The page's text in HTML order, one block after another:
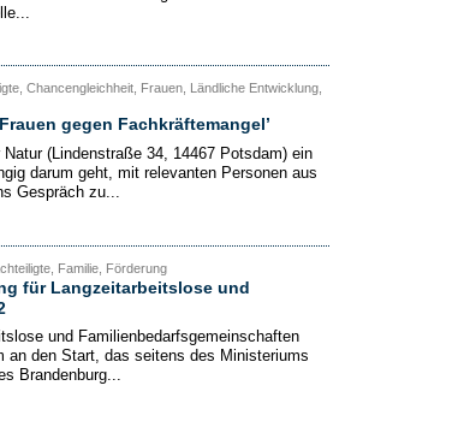
Chancengleichheit, Frauen, Ländliche Entwicklung,
gegen Fachkräftemangel’
(Lindenstraße 34, 14467 Potsdam) ein
darum geht, mit relevanten Personen aus
Gespräch zu...
Familie, Förderung
für Langzeitarbeitslose und
und Familienbedarfsgemeinschaften
an den Start, das seitens des Ministeriums
Brandenburg...